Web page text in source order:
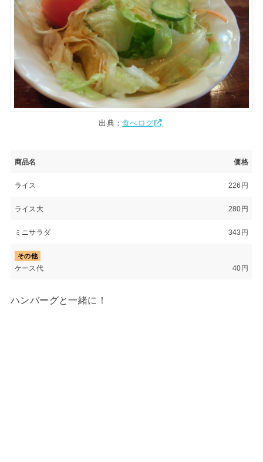
出典：食べログ
商品名 価格
ライス 226円
ライス大 280円
ミニサラダ 343円
その他
ケース代 40円
ハンバーグと一緒に！